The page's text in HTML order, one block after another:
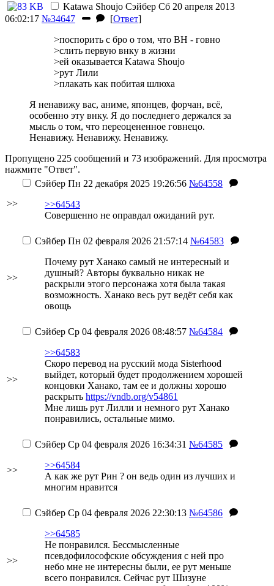
Katawa Shoujo Сэйбер Сб 20 апреля 2013
06:02:17 №34647 [Ответ]
>поспорить с бро о том, что ВН - говно
>слить первую внку в жизни
>ей оказывается Katawa Shoujo
>рут Лили
>плакать как побитая шлюха
Я ненавижу вас, аниме, японцев, форчан, всё,
особенно эту внку. Я до последнего держался за
мысль о том, что переоцененное говнецо.
Ненавижу. Ненавижу. Ненавижу.
Пропущено 225 сообщений и 73 изображений. Для просмотра
нажмите "Ответ".
>>
Сэйбер Пн 22 декабря 2025 19:26:56 №64558
>>64543
Совершенно не оправдал ожиданий рут.
>>
Сэйбер Пн 02 февраля 2026 21:57:14 №64583
Почему рут Ханако самый не интересный и
душный? Авторы буквально никак не
раскрыли этого персонажа хотя была такая
возможность. Ханако весь рут ведёт себя как
овощь
>>
Сэйбер Ср 04 февраля 2026 08:48:57 №64584
>>64583
Скоро перевод на русский мода Sisterhood
выйдет, который будет продолжением хорошей
концовки Ханако, там ее и должны хорошо
раскрыть https://vndb.org/v54861
Мне лишь рут Лилли и немного рут Ханако
понравились, остальные мимо.
>>
Сэйбер Ср 04 февраля 2026 16:34:31 №64585
>>64584
А как же рут Рин ? он ведь один из лучших и
многим нравится
>>
Сэйбер Ср 04 февраля 2026 22:30:13 №64586
>>64585
Не понравился. Бессмысленные
псевдофилософские обсуждения с ней про
небо мне не интересны были, ее рут меньше
всего понравился. Сейчас рут Шизуне